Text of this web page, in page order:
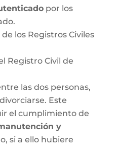
por los
de los Registros Civiles
Registro Civil de
las dos personas,
Este
el cumplimiento de
y
si a ello hubiere